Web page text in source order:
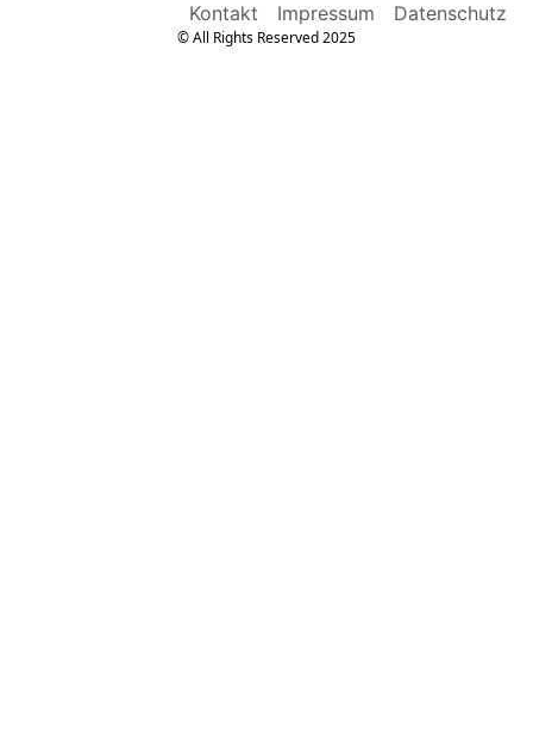
Kontakt Impressum Datenschutz
© All Rights Reserved 2025